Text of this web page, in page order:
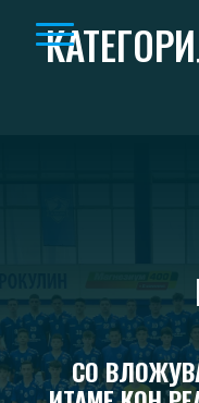
СО